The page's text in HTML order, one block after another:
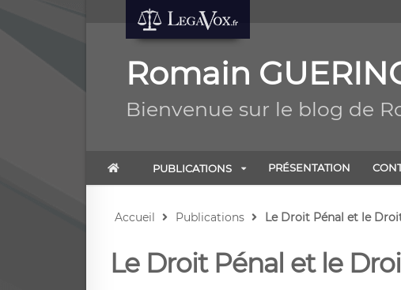
Romain
Bienvenue sur le blog de
PUBLICATIONS PRÉSENTATION
Accueil Publications Le Droit Pénal et le
Le Droit Pénal et le